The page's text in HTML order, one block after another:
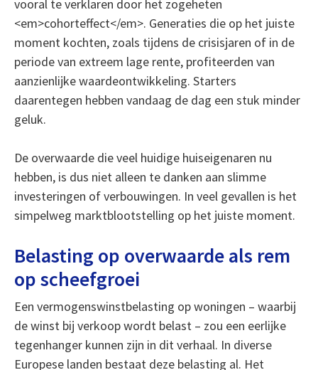
vooral te verklaren door het zogeheten
<em>cohorteffect</em>. Generaties die op het juiste
moment kochten, zoals tijdens de crisisjaren of in de
periode van extreem lage rente, profiteerden van
aanzienlijke waardeontwikkeling. Starters
daarentegen hebben vandaag de dag een stuk minder
geluk.
De overwaarde die veel huidige huiseigenaren nu
hebben, is dus niet alleen te danken aan slimme
investeringen of verbouwingen. In veel gevallen is het
simpelweg marktblootstelling op het juiste moment.
Belasting op overwaarde als rem
op scheefgroei
Een vermogenswinstbelasting op woningen – waarbij
de winst bij verkoop wordt belast – zou een eerlijke
tegenhanger kunnen zijn in dit verhaal. In diverse
Europese landen bestaat deze belasting al. Het